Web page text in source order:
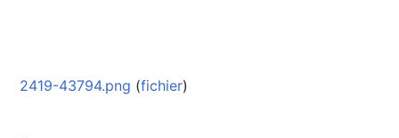
2419-43794.png (fichier)